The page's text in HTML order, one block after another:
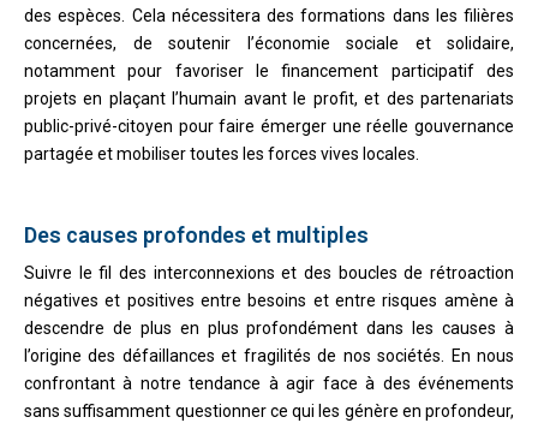
des espèces. Cela nécessitera des formations dans les filières
concernées, de soutenir l’économie sociale et solidaire,
notamment pour favoriser le financement participatif des
projets en plaçant l’humain avant le profit, et des partenariats
public-privé-citoyen pour faire émerger une réelle gouvernance
partagée et mobiliser toutes les forces vives locales.
Des causes profondes et multiples
Suivre le fil des interconnexions et des boucles de rétroaction
négatives et positives entre besoins et entre risques amène à
descendre de plus en plus profondément dans les causes à
l’origine des défaillances et fragilités de nos sociétés. En nous
confrontant à notre tendance à agir face à des événements
sans suffisamment questionner ce qui les génère en profondeur,